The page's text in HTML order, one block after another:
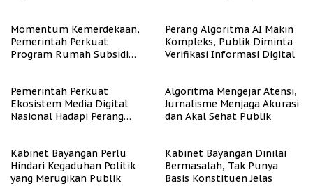
Momentum Kemerdekaan,
Pemerintah Perkuat
Program Rumah Subsidi
Perang Algoritma AI Makin
Kompleks, Publik Diminta
Verifikasi Informasi Digital
Pemerintah Perkuat
Ekosistem Media Digital
Nasional Hadapi Perang
Algoritma Mengejar Atensi,
Jurnalisme Menjaga Akurasi
dan Akal Sehat Publik
Kabinet Bayangan Perlu
Hindari Kegaduhan Politik
yang Merugikan Publik
Kabinet Bayangan Dinilai
Bermasalah, Tak Punya
Basis Konstituen Jelas